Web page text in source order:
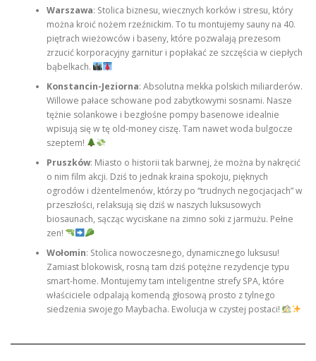
Warszawa: Stolica biznesu, wiecznych korków i stresu, który
można kroić nożem rzeźnickim. To tu montujemy sauny na 40.
piętrach wieżowców i baseny, które pozwalają prezesom
zrzucić korporacyjny garnitur i popłakać ze szczęścia w ciepłych
bąbelkach.
Konstancin-Jeziorna: Absolutna mekka polskich miliarderów.
Willowe pałace schowane pod zabytkowymi sosnami. Nasze
tężnie solankowe i bezgłośne pompy basenowe idealnie
wpisują się w tę old-money ciszę. Tam nawet woda bulgocze
szeptem!
Pruszków: Miasto o historii tak barwnej, że można by nakręcić
o nim film akcji. Dziś to jednak kraina spokoju, pięknych
ogrodów i dżentelmenów, którzy po “trudnych negocjacjach” w
przeszłości, relaksują się dziś w naszych luksusowych
biosaunach, sącząc wyciskane na zimno soki z jarmużu. Pełne
zen!
Wołomin: Stolica nowoczesnego, dynamicznego luksusu!
Zamiast blokowisk, rosną tam dziś potężne rezydencje typu
smart-home. Montujemy tam inteligentne strefy SPA, które
właściciele odpalają komendą głosową prosto z tylnego
siedzenia swojego Maybacha. Ewolucja w czystej postaci!